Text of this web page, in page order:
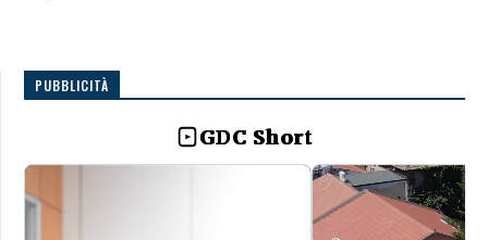
PUBBLICITÀ
GDC Short